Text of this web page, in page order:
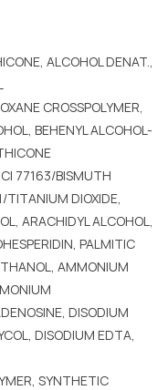
ALCOHOL DENAT.,
CROSSPOLYMER,
BEHENYL ALCOHOL-
77163/BISMUTH
TITANIUM DIOXIDE,
ARACHIDYL ALCOHOL,
PALMITIC
AMMONIUM
DISODIUM
DISODIUM EDTA,
SYNTHETIC